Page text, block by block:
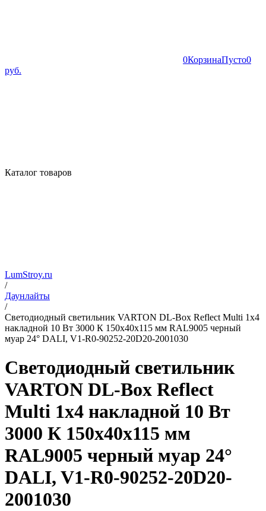
0КорзинаПусто0
руб.
Каталог товаров
LumStroy.ru
/
Даунлайты
/
Светодиодный светильник VARTON DL-Box Reflect Multi 1x4
накладной 10 Вт 3000 К 150х40х115 мм RAL9005 черный
муар 24° DALI, V1-R0-90252-20D20-2001030
Светодиодный светильник
VARTON DL-Box Reflect
Multi 1x4 накладной 10 Вт
3000 К 150х40х115 мм
RAL9005 черный муар 24°
DALI, V1-R0-90252-20D20-
2001030